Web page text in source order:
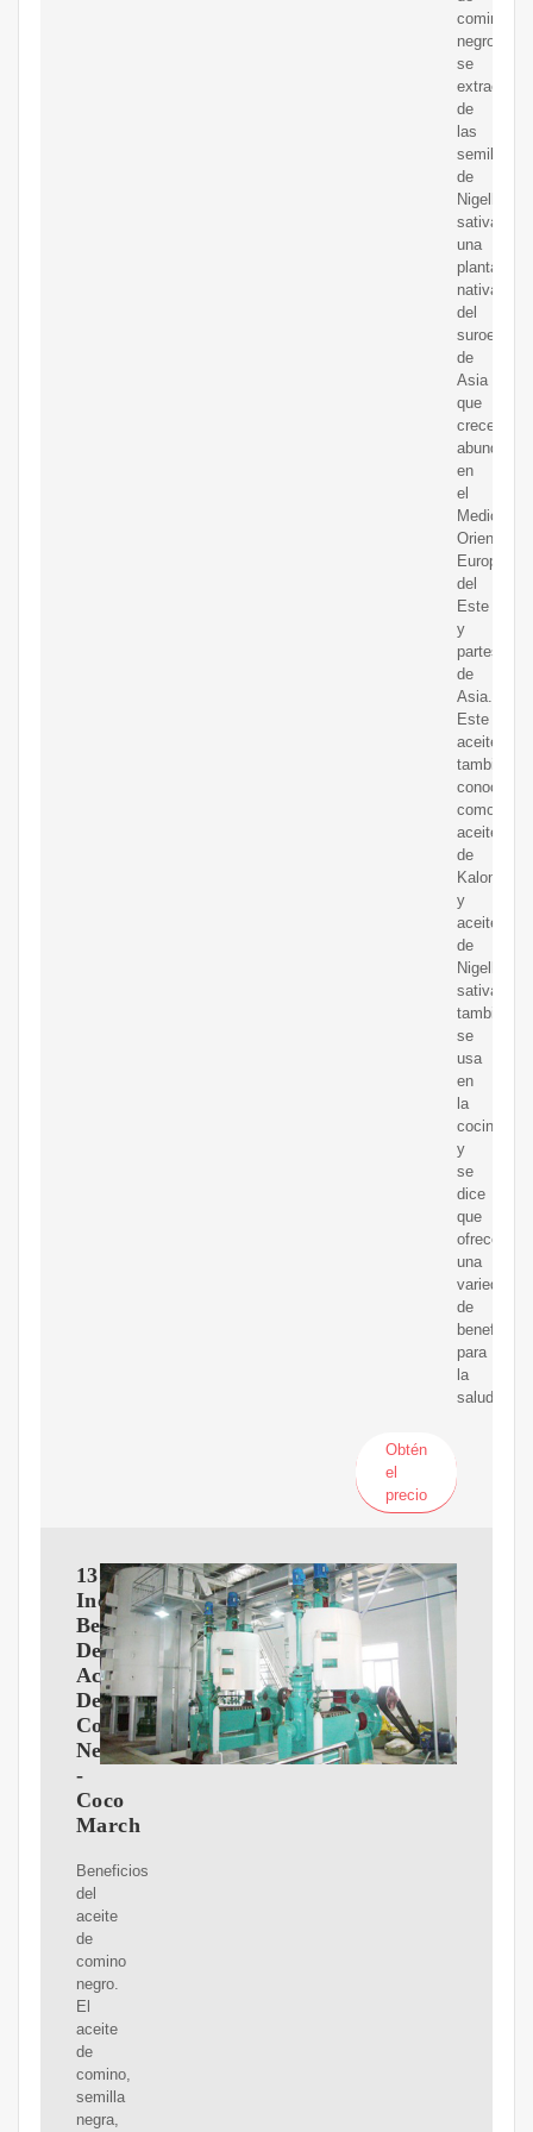
comino
negro
se
extrae
de
las
semillas
de
Nigella
sativa,
una
planta
nativa
del
suroeste
de
Asia
que
crece
en
el
Medio
Oriente,
Europa
del
Este
y
partes
de
Asia.
Este
aceite
también
conocido
como
aceite
de
Kalonji
y
aceite
de
Nigella
sativa,
también
se
usa
en
la
cocina
y
se
dice
que
ofrece
una
variedad
de
beneficios
para
la
salud.
Obtén
el
precio
13
Increíbles
Beneficios
Del
Aceite
De
Comino
Negro
-
Coco
March
Beneficios
del
aceite
de
comino
negro.
El
aceite
de
comino,
semilla
negra,